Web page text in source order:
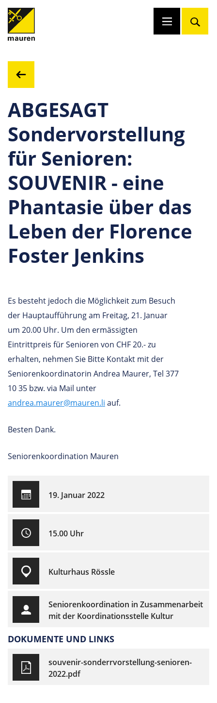
ABGESAGT
Sondervorstellung
für Senioren:
SOUVENIR - eine
Phantasie über das
Leben der Florence
Foster Jenkins
Es besteht jedoch die Möglichkeit zum Besuch
der Hauptaufführung am Freitag, 21. Januar
um 20.00 Uhr. Um den ermässigten
Eintrittpreis für Senioren von CHF 20.- zu
erhalten, nehmen Sie Bitte Kontakt mit der
Seniorenkoordinatorin Andrea Maurer, Tel 377
10 35 bzw. via Mail unter
andrea.maurer@mauren.li auf.
Besten Dank.
Seniorenkoordination Mauren
19. Januar 2022
15.00 Uhr
Kulturhaus Rössle
Seniorenkoordination in Zusammenarbeit
mit der Koordinationsstelle Kultur
DOKUMENTE UND LINKS
souvenir-sonderrvorstellung-senioren-
2022.pdf